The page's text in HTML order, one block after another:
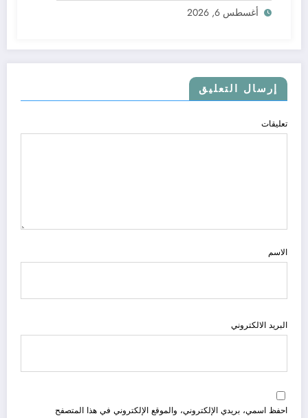
أغسطس 6, 2026
إرسال التعليق
تعليقات
الاسم
البريد الالكتروني
احفظ اسمي، بريدي الإلكتروني، والموقع الإلكتروني في هذا المتصفح